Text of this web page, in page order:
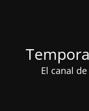
El canal